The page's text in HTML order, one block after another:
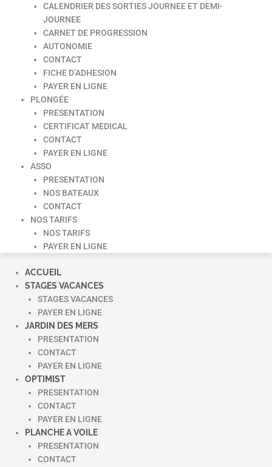
CALENDRIER DES SORTIES JOURNEE ET DEMI-
JOURNEE
CARNET DE PROGRESSION
AUTONOMIE
CONTACT
FICHE D’ADHESION
PAYER EN LIGNE
PLONGÉE
PRESENTATION
CERTIFICAT MEDICAL
CONTACT
PAYER EN LIGNE
ASSO
PRESENTATION
NOS BATEAUX
CONTACT
NOS TARIFS
NOS TARIFS
PAYER EN LIGNE
ACCUEIL
STAGES VACANCES
STAGES VACANCES
PAYER EN LIGNE
JARDIN DES MERS
PRESENTATION
CONTACT
PAYER EN LIGNE
OPTIMIST
PRESENTATION
CONTACT
PAYER EN LIGNE
PLANCHE A VOILE
PRESENTATION
CONTACT